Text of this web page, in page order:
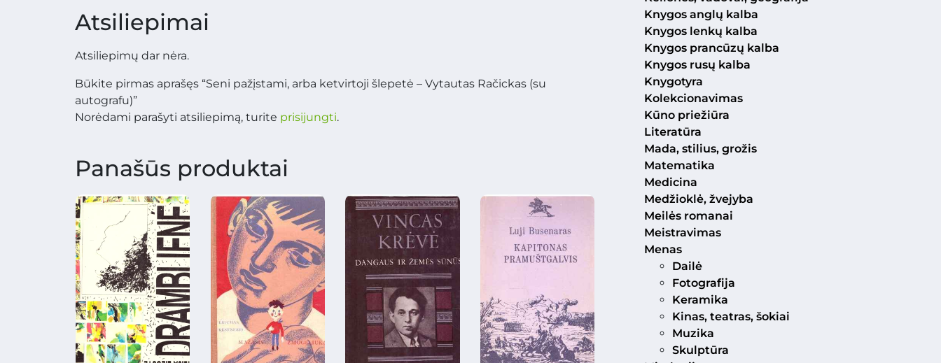
Atsiliepimai
Atsiliepimų dar nėra.
Būkite pirmas aprašęs “Seni pažįstami, arba ketvirtoji šlepetė – Vytautas Račickas (su
autografu)”
Norėdami parašyti atsiliepimą, turite prisijungti.
Panašūs produktai
Knygos anglų kalba
Knygos lenkų kalba
Knygos prancūzų kalba
Knygos rusų kalba
Knygotyra
Kolekcionavimas
Kūno priežiūra
Literatūra
Mada, stilius, grožis
Matematika
Medicina
Medžioklė, žvejyba
Meilės romanai
Meistravimas
Menas
Dailė
Fotografija
Keramika
Kinas, teatras, šokiai
Muzika
Skulptūra